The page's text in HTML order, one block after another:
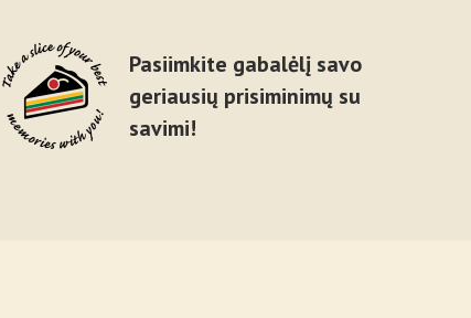
Pasiimkite gabalėlį savo
geriausių prisiminimų su
savimi!